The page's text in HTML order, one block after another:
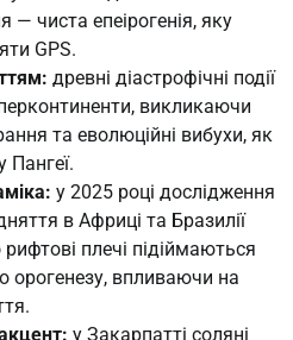
— чиста епеірогенія, яку
GPS.
древні діастрофічні події
викликаючи
та еволюційні вибухи, як
Пангеї.
у 2025 році дослідження
в Африці та Бразилії
плечі підіймаються
орогенезу, впливаючи на
у Закарпатті соляні